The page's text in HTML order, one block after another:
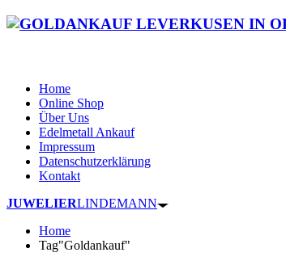
Home
Online Shop
Über Uns
Edelmetall Ankauf
Impressum
Datenschutzerklärung
Kontakt
JUWELIERLINDEMANN
Home
Tag"Goldankauf"